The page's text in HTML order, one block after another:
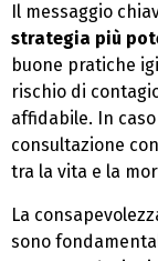
Il messaggio
strategia più
buone pratiche
rischio di
affidabile. In
consultazione
tra la vita e la
La
sono